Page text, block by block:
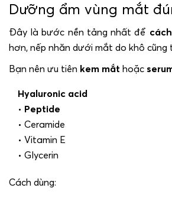
Dưỡng ẩm vùng mắt
Đây là bước nền tảng nhất để
hơn, nếp nhăn dưới mắt do khô cũng
Bạn nên ưu tiên kem mắt hoặc
Hyaluronic acid
• Peptide
• Ceramide
• Vitamin E
• Glycerin
Cách dùng: